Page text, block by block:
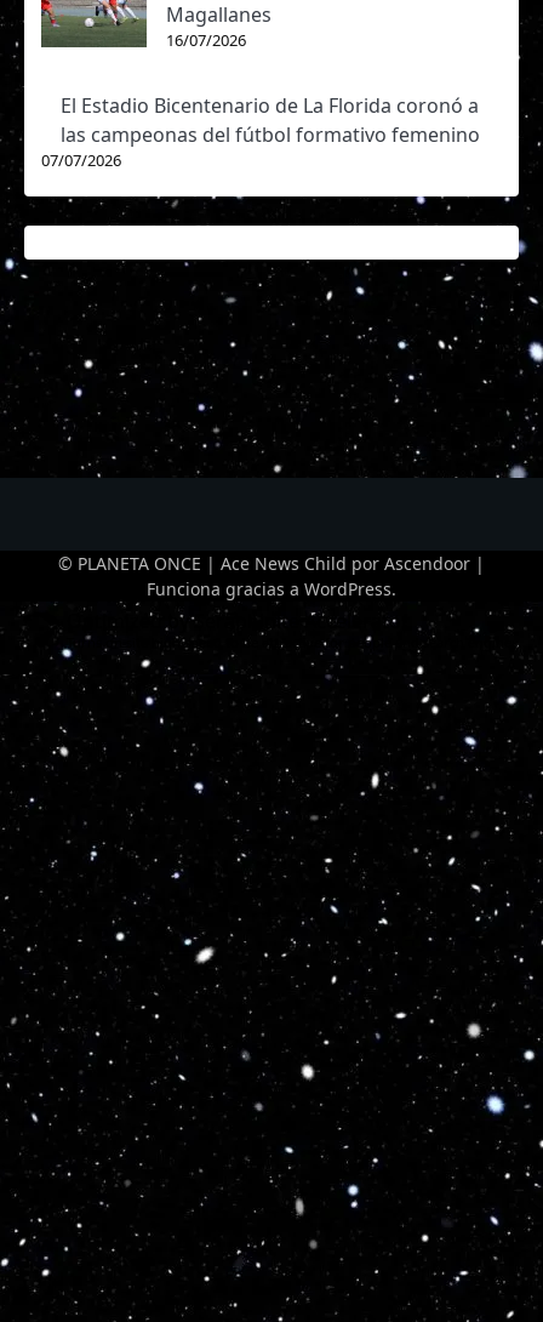
Magallanes
16/07/2026
El Estadio Bicentenario de La Florida coronó a
las campeonas del fútbol formativo femenino
07/07/2026
© PLANETA ONCE | Ace News Child por Ascendoor |
Funciona gracias a WordPress.
Optimized by Seraphinite Accelerator
Turns on site high speed to be attractive for people and search engines.